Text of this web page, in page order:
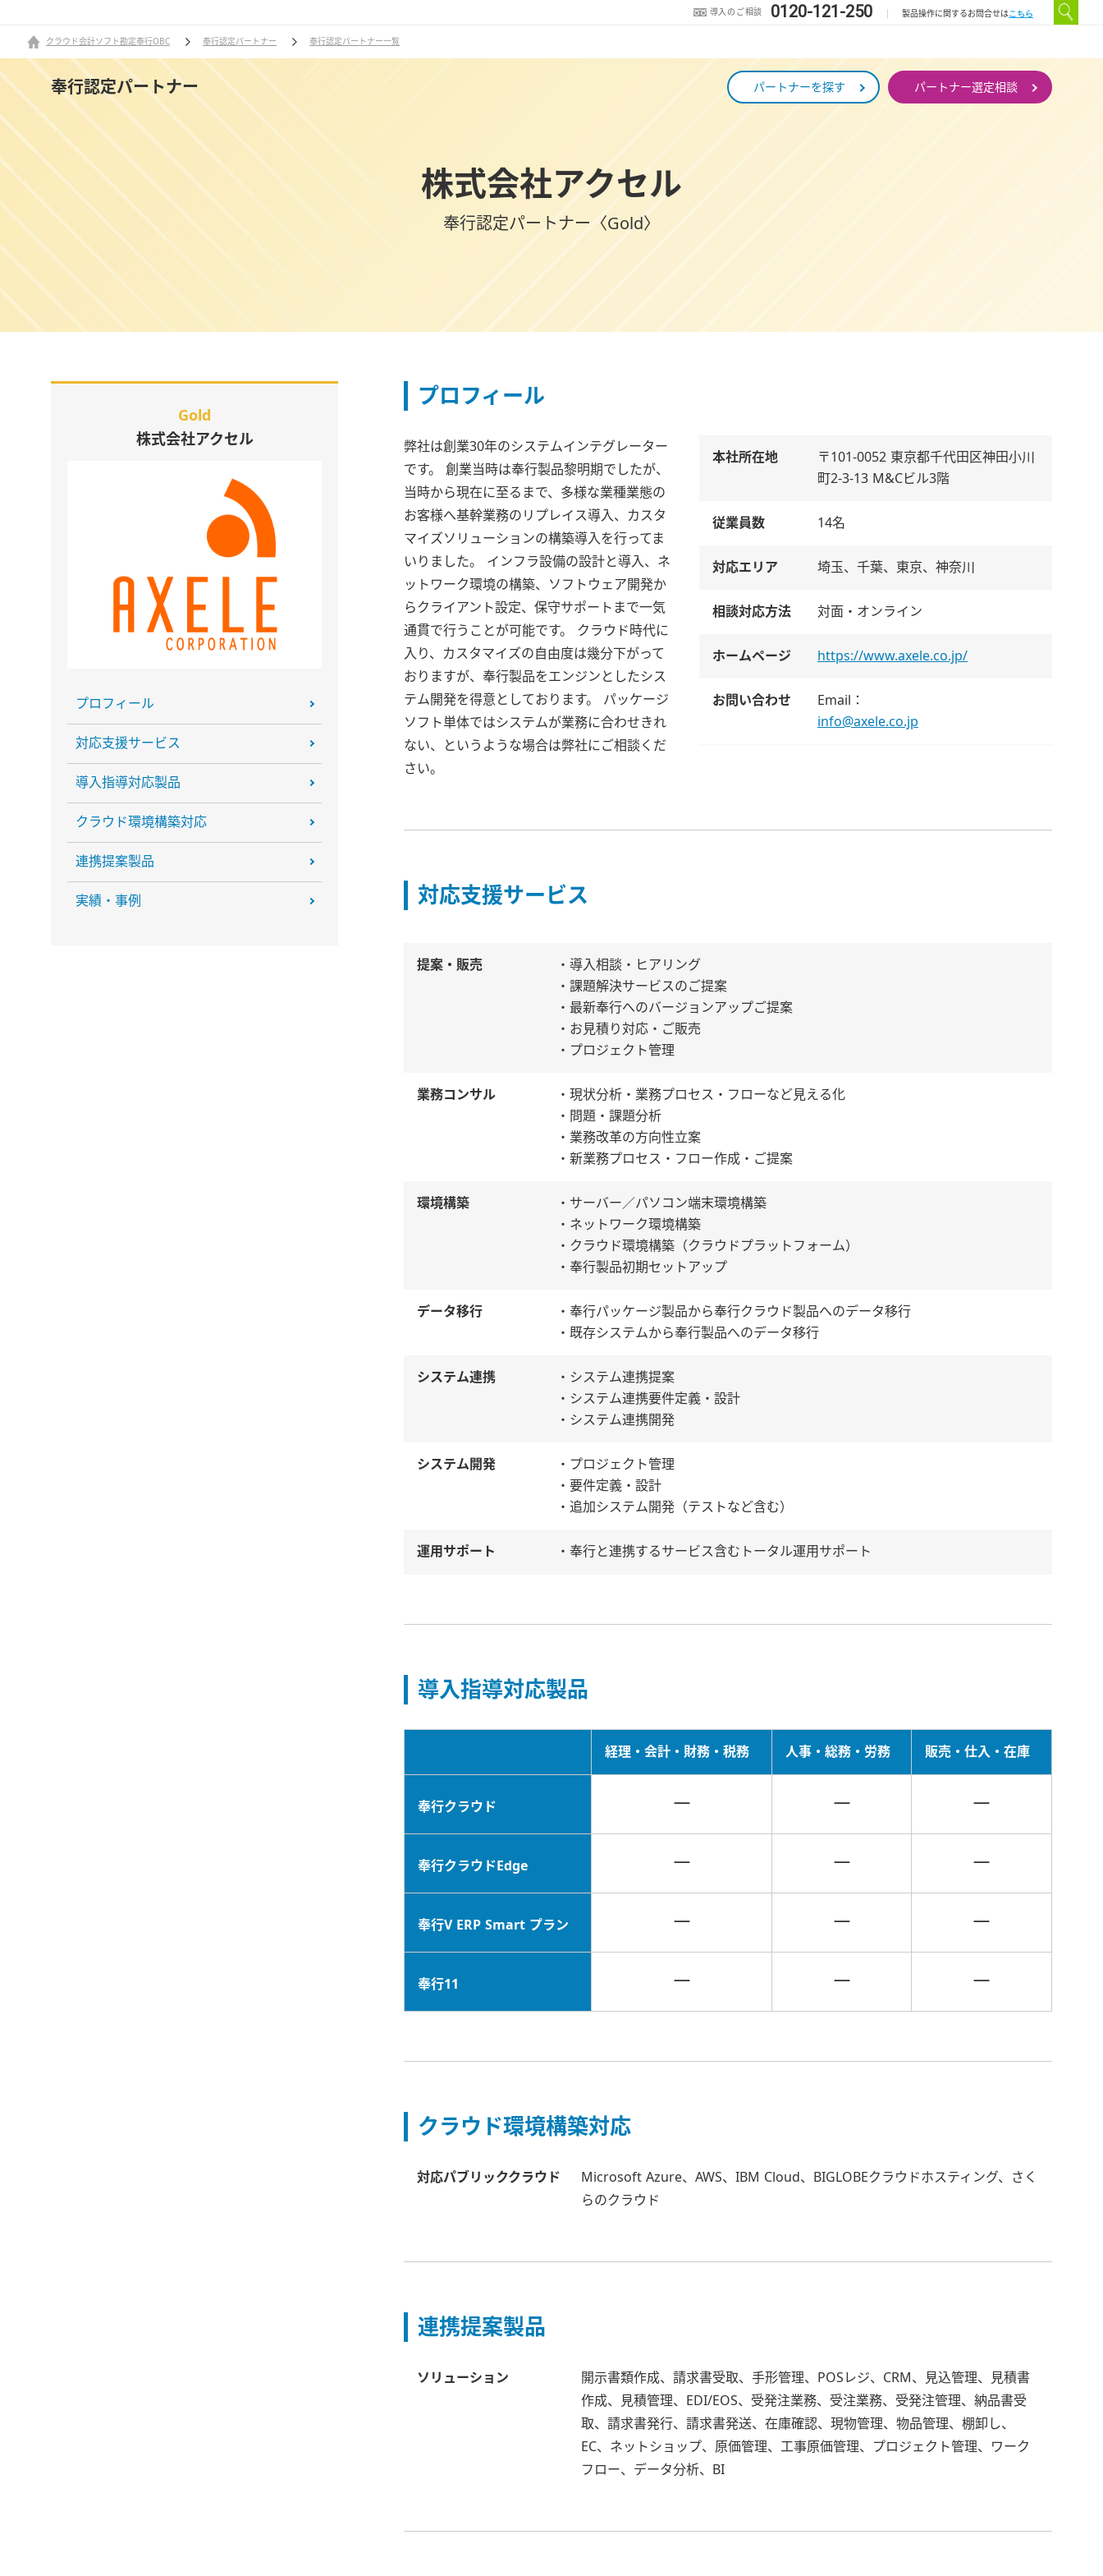
導入のご相談 0120-121-250 製品操作に関するお問合せは こちら
クラウド会計ソフト勘定奉行OBC 奉行認定パートナー 奉行認定パートナー一覧
奉行認定パートナー パートナーを探す パートナー選定相談
株式会社アクセル
奉行認定パートナー〈Gold〉
Gold
株式会社アクセル
プロフィール
対応支援サービス
導入指導対応製品
クラウド環境構築対応
連携提案製品
実績・事例
プロフィール
弊社は創業30年のシステムインテグレーター
です。 創業当時は奉行製品黎明期でしたが、
当時から現在に至るまで、多様な業種業態の
お客様へ基幹業務のリプレイス導入、カスタ
マイズソリューションの構築導入を行ってま
いりました。 インフラ設備の設計と導入、ネ
ットワーク環境の構築、ソフトウェア開発か
らクライアント設定、保守サポートまで一気
通貫で行うことが可能です。 クラウド時代に
入り、カスタマイズの自由度は幾分下がって
おりますが、奉行製品をエンジンとしたシス
テム開発を得意としております。 パッケージ
ソフト単体ではシステムが業務に合わせきれ
ない、というような場合は弊社にご相談くだ
さい。
本社所在地
〒101-0052 東京都千代田区神田小川
町2-3-13 M&Cビル3階
従業員数 14名
対応エリア 埼玉、千葉、東京、神奈川
相談対応方法 対面・オンライン
ホームページ https://www.axele.co.jp/
お問い合わせ
Email：
info@axele.co.jp
対応支援サービス
提案・販売
・導入相談・ヒアリング
・課題解決サービスのご提案
・最新奉行へのバージョンアップご提案
・お見積り対応・ご販売
・プロジェクト管理
業務コンサル
・現状分析・業務プロセス・フローなど見える化
・問題・課題分析
・業務改革の方向性立案
・新業務プロセス・フロー作成・ご提案
環境構築
・サーバー／パソコン端末環境構築
・ネットワーク環境構築
・クラウド環境構築（クラウドプラットフォーム）
・奉行製品初期セットアップ
データ移行
・奉行パッケージ製品から奉行クラウド製品へのデータ移行
・既存システムから奉行製品へのデータ移行
システム連携
・システム連携提案
・システム連携要件定義・設計
・システム連携開発
システム開発
・プロジェクト管理
・要件定義・設計
・追加システム開発（テストなど含む）
運用サポート ・奉行と連携するサービス含むトータル運用サポート
導入指導対応製品
経理・会計・財務・税務 人事・総務・労務 販売・仕入・在庫
奉行クラウド － － －
奉行クラウドEdge － － －
奉行V ERP Smart プラン － － －
奉行11 － － －
クラウド環境構築対応
対応パブリッククラウド
Microsoft Azure、AWS、IBM Cloud、BIGLOBEクラウドホスティング、さく
らのクラウド
連携提案製品
ソリューション
開示書類作成、請求書受取、手形管理、POSレジ、CRM、見込管理、見積書
作成、見積管理、EDI/EOS、受発注業務、受注業務、受発注管理、納品書受
取、請求書発行、請求書発送、在庫確認、現物管理、物品管理、棚卸し、
EC、ネットショップ、原価管理、工事原価管理、プロジェクト管理、ワーク
フロー、データ分析、BI